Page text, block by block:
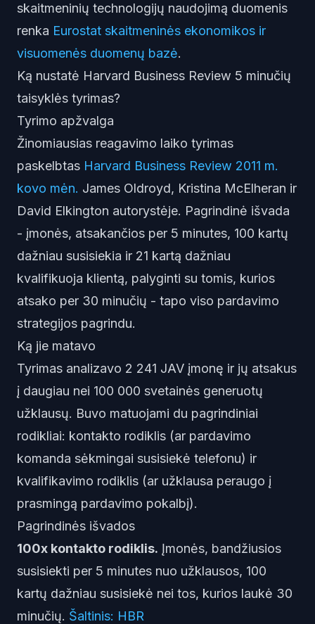
skaitmeninių technologijų naudojimą duomenis
renka Eurostat skaitmeninės ekonomikos ir
visuomenės duomenų bazė.
Ką nustatė Harvard Business Review 5 minučių
taisyklės tyrimas?
Tyrimo apžvalga
Žinomiausias reagavimo laiko tyrimas
paskelbtas Harvard Business Review 2011 m.
kovo mėn. James Oldroyd, Kristina McElheran ir
David Elkington autorystėje. Pagrindinė išvada
- įmonės, atsakančios per 5 minutes, 100 kartų
dažniau susisiekia ir 21 kartą dažniau
kvalifikuoja klientą, palyginti su tomis, kurios
atsako per 30 minučių - tapo viso pardavimo
strategijos pagrindu.
Ką jie matavo
Tyrimas analizavo 2 241 JAV įmonę ir jų atsakus
į daugiau nei 100 000 svetainės generuotų
užklausų. Buvo matuojami du pagrindiniai
rodikliai: kontakto rodiklis (ar pardavimo
komanda sėkmingai susisiekė telefonu) ir
kvalifikavimo rodiklis (ar užklausa peraugo į
prasmingą pardavimo pokalbį).
Pagrindinės išvados
100x kontakto rodiklis. Įmonės, bandžiusios
susisiekti per 5 minutes nuo užklausos, 100
kartų dažniau susisiekė nei tos, kurios laukė 30
minučių. Šaltinis: HBR